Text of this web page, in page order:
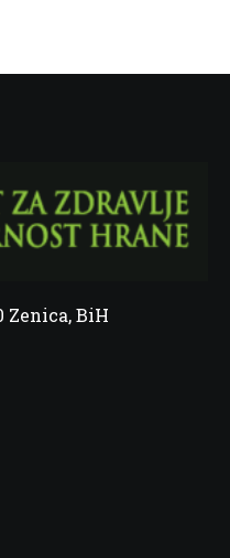
Zenica, BiH